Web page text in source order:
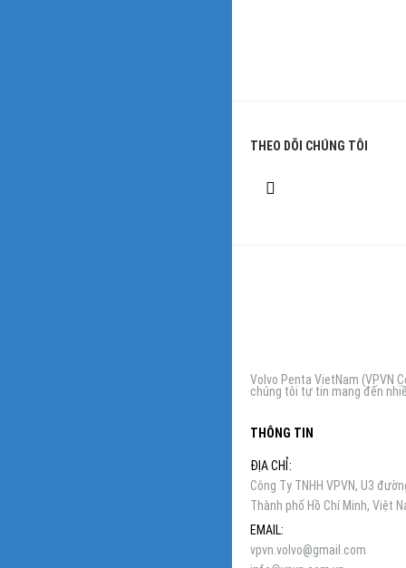
THEO DÕI CHÚNG TÔI
Volvo Penta VietNam (VPVN
chúng tôi tự tin mang đến
THÔNG TIN
ĐỊA CHỈ:
Công Ty TNHH VPVN, U3
Thành phố Hồ Chí Minh, Việt
EMAIL:
vpvn.volvo@gmail.com